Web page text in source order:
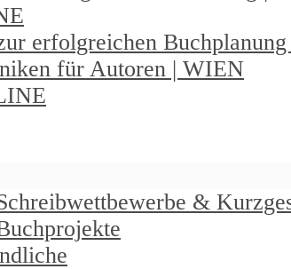
erfolgreichen
für Autoren | WIEN
&